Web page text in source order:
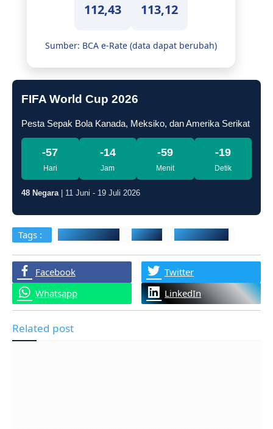
112,43 113,12
Sumber: BCA e-Rate (data dapat berubah)
FIFA World Cup 2026
Pesta Sepak Bola Kanada, Meksiko, dan Amerika Serikat
-57
Hari
-14
Jam
-59
Menit
-20
Detik
48 Negara| 11 Juni - 19 Juli 2026
Tags : Literasi
Facebook
Twitter
Whatsapp
LinkedIn
Related post